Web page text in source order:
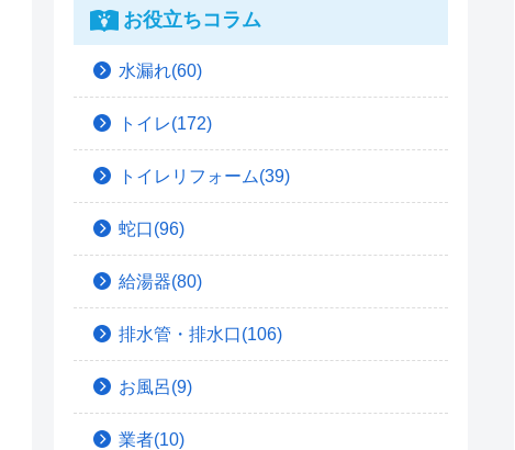
お役立ちコラム
水漏れ(60)
トイレ(172)
トイレリフォーム(39)
蛇口(96)
給湯器(80)
排水管・排水口(106)
お風呂(9)
業者(10)